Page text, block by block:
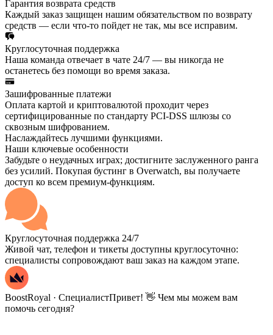
Гарантия возврата средств
Каждый заказ защищен нашим обязательством по возврату
средств — если что-то пойдет не так, мы все исправим.
Круглосуточная поддержка
Наша команда отвечает в чате 24/7 — вы никогда не
останетесь без помощи во время заказа.
Зашифрованные платежи
Оплата картой и криптовалютой проходит через
сертифицированные по стандарту PCI-DSS шлюзы со
сквозным шифрованием.
Наслаждайтесь лучшими функциями.
Наши ключевые особенности
Забудьте о неудачных играх; достигните заслуженного ранга
без усилий. Покупая бустинг в Overwatch, вы получаете
доступ ко всем премиум-функциям.
Круглосуточная поддержка 24/7
Живой чат, телефон и тикеты доступны круглосуточно:
специалисты сопровождают ваш заказ на каждом этапе.
BoostRoyal · СпециалистПривет! 👋 Чем мы можем вам
помочь сегодня?